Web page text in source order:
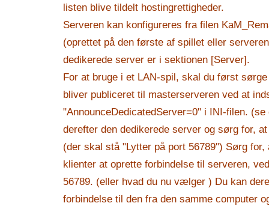
listen blive tildelt hostingrettigheder.
Serveren kan konfigureres fra filen
(oprettet på den første af spillet eller
dedikerede server er i sektionen [Server].
For at bruge i et LAN-spil, skal du først
bliver publiceret til masterserveren ved at
"AnnounceDedicatedServer=0" i INI-filen.
derefter den dedikerede server og sørg for,
(der skal stå "Lytter på port 56789") Sørg
klienter at oprette forbindelse til serveren,
56789. (eller hvad du nu vælger ) Du kan
forbindelse til den fra den samme computer